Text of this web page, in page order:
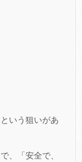
いう狙いがあ
、「安全で、